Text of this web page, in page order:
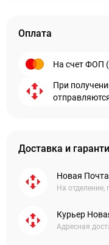
Оплата
На счет ФОП
При
Доставка и
Новая Почта
На отделение,
Курьер
Адресная